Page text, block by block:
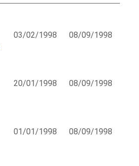
03/02/1998 08/09/1998
20/01/1998 08/09/1998
01/01/1998 08/09/1998